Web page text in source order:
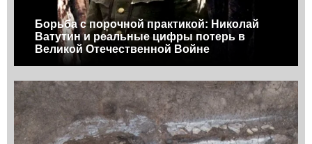
Борьба с порочной практикой: Николай
Ватутин и реальные цифры потерь в
Великой Отечественной Войне